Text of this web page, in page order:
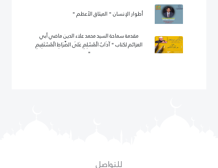
أطوار الإنسان " الميثاق الأعظم "
مقدمة سماحة السيد محمد علاء الدين ماضي أبي
العزائم لكتاب " آدَابُ الْمُسْلِمِ عَلَى الصِّرَاطِ الْمُسْتَقِيمِ
"
للتواصل